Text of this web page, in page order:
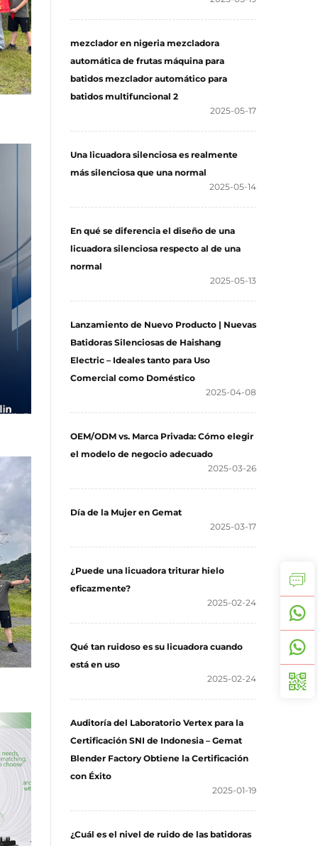
mezclador en nigeria mezcladora
automática de frutas máquina para
batidos mezclador automático para
batidos multifuncional 2
2025-05-17
Una licuadora silenciosa es realmente
más silenciosa que una normal
2025-05-14
En qué se diferencia el diseño de una
licuadora silenciosa respecto al de una
normal
2025-05-13
Lanzamiento de Nuevo Producto | Nuevas
Batidoras Silenciosas de Haishang
Electric – Ideales tanto para Uso
Comercial como Doméstico
2025-04-08
OEM/ODM vs. Marca Privada: Cómo elegir
el modelo de negocio adecuado
2025-03-26
Día de la Mujer en Gemat
2025-03-17
¿Puede una licuadora triturar hielo
eficazmente?
2025-02-24
Qué tan ruidoso es su licuadora cuando
está en uso
2025-02-24
Auditoría del Laboratorio Vertex para la
Certificación SNI de Indonesia – Gemat
Blender Factory Obtiene la Certificación
con Éxito
2025-01-19
¿Cuál es el nivel de ruido de las batidoras